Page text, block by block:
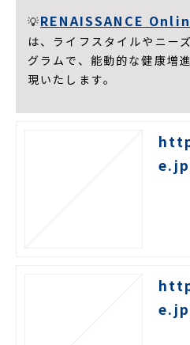
💡RENAISSANCE
は、ライフスタイルやニー
グラムで、能動的な健康増
現いたします。